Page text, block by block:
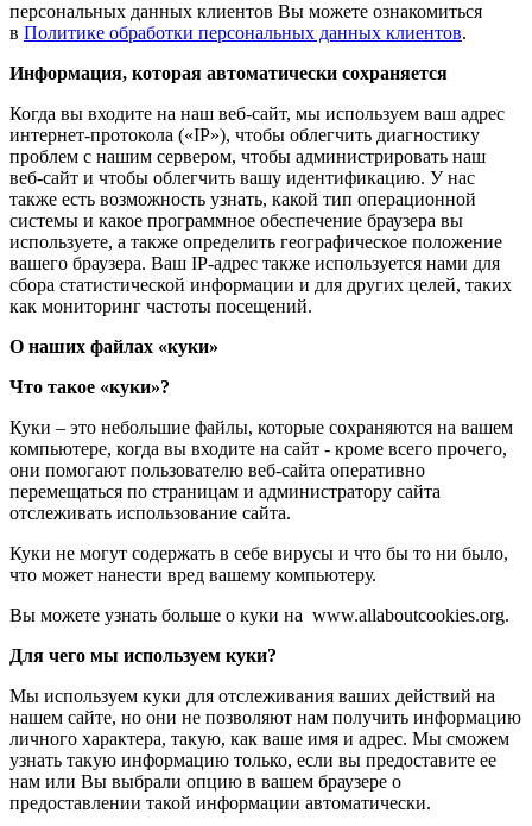
персональных данных клиентов Вы можете ознакомиться
в Политике обработки персональных данных клиентов.
Информация, которая автоматически сохраняется
Когда вы входите на наш веб-сайт, мы используем ваш адрес
интернет-протокола («IP»), чтобы облегчить диагностику
проблем с нашим сервером, чтобы администрировать наш
веб-сайт и чтобы облегчить вашу идентификацию. У нас
также есть возможность узнать, какой тип операционной
системы и какое программное обеспечение браузера вы
используете, а также определить географическое положение
вашего браузера. Ваш IP-адрес также используется нами для
сбора статистической информации и для других целей, таких
как мониторинг частоты посещений.
О наших файлах «куки»
Что такое «куки»?
Куки – это небольшие файлы, которые сохраняются на вашем
компьютере, когда вы входите на сайт - кроме всего прочего,
они помогают пользователю веб-сайта оперативно
перемещаться по страницам и администратору сайта
отслеживать использование сайта.
Куки не могут содержать в себе вирусы и что бы то ни было,
что может нанести вред вашему компьютеру.
Вы можете узнать больше о куки на www.allaboutcookies.org.
Для чего мы используем куки?
Мы используем куки для отслеживания ваших действий на
нашем сайте, но они не позволяют нам получить информацию
личного характера, такую, как ваше имя и адрес. Мы сможем
узнать такую информацию только, если вы предоставите ее
нам или Вы выбрали опцию в вашем браузере о
предоставлении такой информации автоматически.